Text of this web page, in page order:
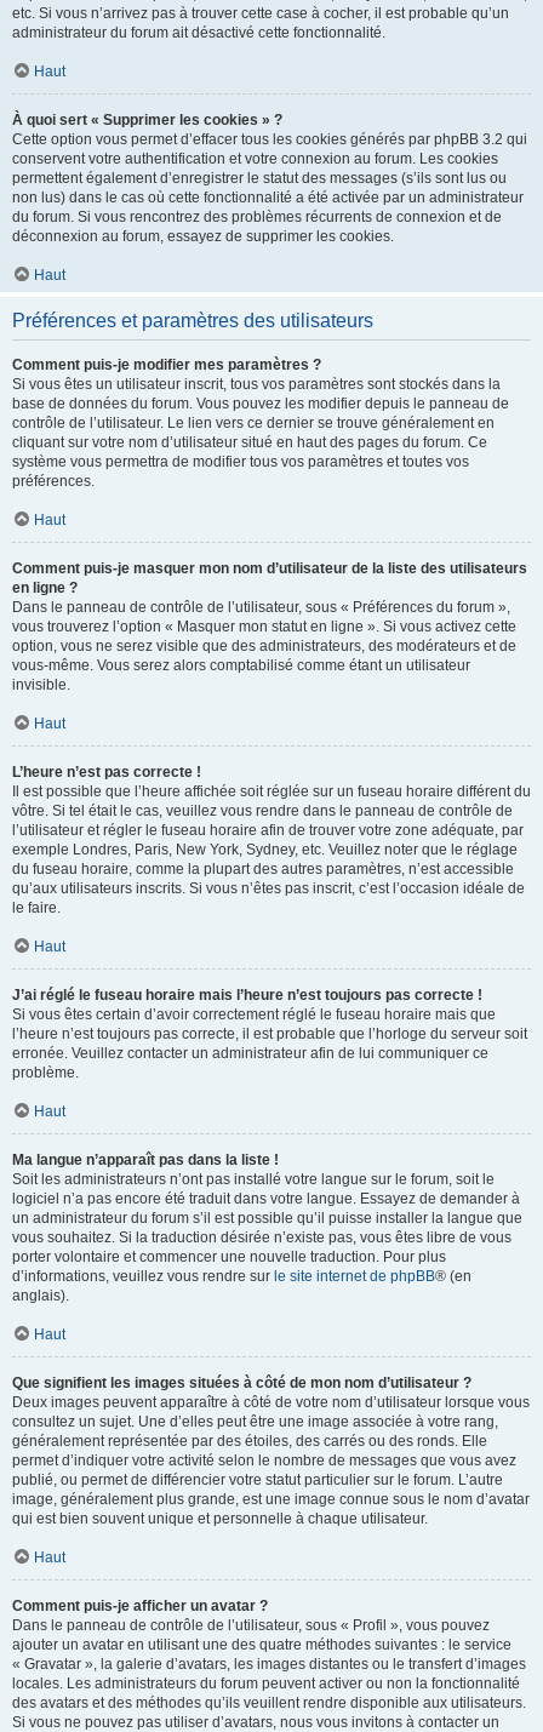
etc. Si vous n’arrivez pas à trouver cette case à cocher, il est probable qu’un
administrateur du forum ait désactivé cette fonctionnalité.
Haut
À quoi sert « Supprimer les cookies » ?
Cette option vous permet d’effacer tous les cookies générés par phpBB 3.2 qui
conservent votre authentification et votre connexion au forum. Les cookies
permettent également d’enregistrer le statut des messages (s’ils sont lus ou
non lus) dans le cas où cette fonctionnalité a été activée par un administrateur
du forum. Si vous rencontrez des problèmes récurrents de connexion et de
déconnexion au forum, essayez de supprimer les cookies.
Haut
Préférences et paramètres des utilisateurs
Comment puis-je modifier mes paramètres ?
Si vous êtes un utilisateur inscrit, tous vos paramètres sont stockés dans la
base de données du forum. Vous pouvez les modifier depuis le panneau de
contrôle de l’utilisateur. Le lien vers ce dernier se trouve généralement en
cliquant sur votre nom d’utilisateur situé en haut des pages du forum. Ce
système vous permettra de modifier tous vos paramètres et toutes vos
préférences.
Haut
Comment puis-je masquer mon nom d’utilisateur de la liste des utilisateurs
en ligne ?
Dans le panneau de contrôle de l’utilisateur, sous « Préférences du forum »,
vous trouverez l’option « Masquer mon statut en ligne ». Si vous activez cette
option, vous ne serez visible que des administrateurs, des modérateurs et de
vous-même. Vous serez alors comptabilisé comme étant un utilisateur
invisible.
Haut
L’heure n’est pas correcte !
Il est possible que l’heure affichée soit réglée sur un fuseau horaire différent du
vôtre. Si tel était le cas, veuillez vous rendre dans le panneau de contrôle de
l’utilisateur et régler le fuseau horaire afin de trouver votre zone adéquate, par
exemple Londres, Paris, New York, Sydney, etc. Veuillez noter que le réglage
du fuseau horaire, comme la plupart des autres paramètres, n’est accessible
qu’aux utilisateurs inscrits. Si vous n’êtes pas inscrit, c’est l’occasion idéale de
le faire.
Haut
J’ai réglé le fuseau horaire mais l’heure n’est toujours pas correcte !
Si vous êtes certain d’avoir correctement réglé le fuseau horaire mais que
l’heure n’est toujours pas correcte, il est probable que l’horloge du serveur soit
erronée. Veuillez contacter un administrateur afin de lui communiquer ce
problème.
Haut
Ma langue n’apparaît pas dans la liste !
Soit les administrateurs n’ont pas installé votre langue sur le forum, soit le
logiciel n’a pas encore été traduit dans votre langue. Essayez de demander à
un administrateur du forum s’il est possible qu’il puisse installer la langue que
vous souhaitez. Si la traduction désirée n’existe pas, vous êtes libre de vous
porter volontaire et commencer une nouvelle traduction. Pour plus
d’informations, veuillez vous rendre sur le site internet de phpBB® (en
anglais).
Haut
Que signifient les images situées à côté de mon nom d’utilisateur ?
Deux images peuvent apparaître à côté de votre nom d’utilisateur lorsque vous
consultez un sujet. Une d’elles peut être une image associée à votre rang,
généralement représentée par des étoiles, des carrés ou des ronds. Elle
permet d’indiquer votre activité selon le nombre de messages que vous avez
publié, ou permet de différencier votre statut particulier sur le forum. L’autre
image, généralement plus grande, est une image connue sous le nom d’avatar
qui est bien souvent unique et personnelle à chaque utilisateur.
Haut
Comment puis-je afficher un avatar ?
Dans le panneau de contrôle de l’utilisateur, sous « Profil », vous pouvez
ajouter un avatar en utilisant une des quatre méthodes suivantes : le service
« Gravatar », la galerie d’avatars, les images distantes ou le transfert d’images
locales. Les administrateurs du forum peuvent activer ou non la fonctionnalité
des avatars et des méthodes qu’ils veuillent rendre disponible aux utilisateurs.
Si vous ne pouvez pas utiliser d’avatars, nous vous invitons à contacter un